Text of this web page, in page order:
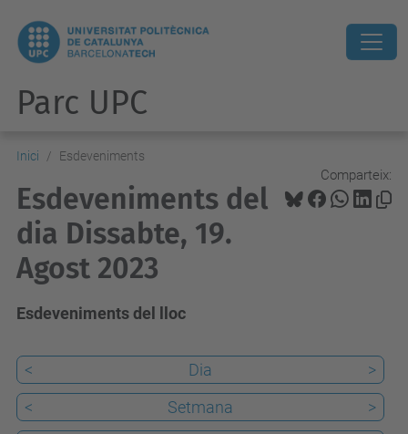
Parc UPC
Inici Esdeveniments
Comparteix:
Esdeveniments del
dia Dissabte, 19.
Agost 2023
Esdeveniments del lloc
< Dia
>
<
Setmana
>